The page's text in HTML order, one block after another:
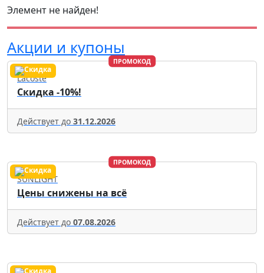
Элемент не найден!
Акции и купоны
ПРОМОКОД
Lacoste
Скидка -10%!
Действует до 31.12.2026
ПРОМОКОД
SUNLIGHT
Цены снижены на всё
Действует до 07.08.2026